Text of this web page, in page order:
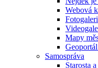
Webová
Mapy
Samospráva
Starosta